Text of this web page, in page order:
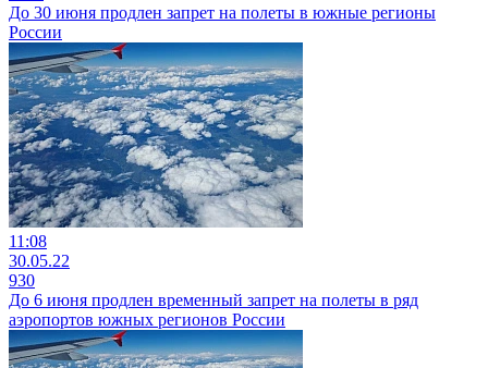
До 30 июня продлен запрет на полеты в южные регионы
России
11:08
30.05.22
930
До 6 июня продлен временный запрет на полеты в ряд
аэропортов южных регионов России